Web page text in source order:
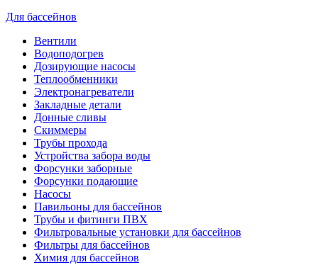
Для бассейнов
Вентили
Водоподогрев
Дозирующие насосы
Теплообменники
Электронагреватели
Закладные детали
Донные сливы
Скиммеры
Трубы прохода
Устройства забора воды
Форсунки заборные
Форсунки подающие
Насосы
Павильоны для бассейнов
Трубы и фитинги ПВХ
Фильтровальные установки для бассейнов
Фильтры для бассейнов
Химия для бассейнов